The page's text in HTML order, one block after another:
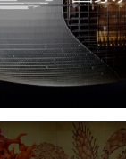
剧院 智慧展馆